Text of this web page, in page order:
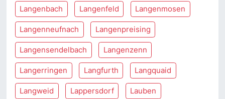
Langenbach Langenfeld Langenmosen
Langenneufnach Langenpreising
Langensendelbach Langenzenn
Langerringen Langfurth Langquaid
Langweid Lappersdorf Lauben